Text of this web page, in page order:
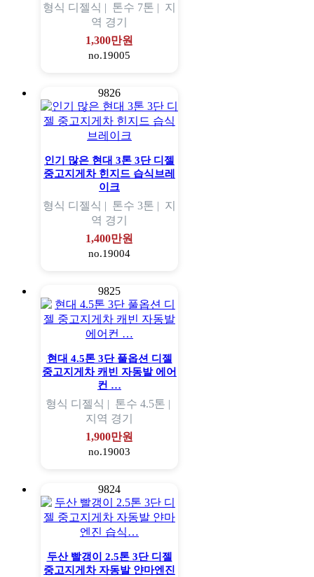
형식 디젤식 | 톤수 7톤 | 지
역 경기
1,300만원
no.19005
9826
인기 많은 현대 3톤 3단 디젤
중고지게차 힌지드 습식브레
이크
형식 디젤식 | 톤수 3톤 | 지
역 경기
1,400만원
no.19004
9825
현대 4.5톤 3단 풀옵션 디젤
중고지게차 캐빈 자동발 에어
컨 …
형식 디젤식 | 톤수 4.5톤 |
지역 경기
1,900만원
no.19003
9824
두산 빨갱이 2.5톤 3단 디젤
중고지게차 자동발 얀마엔진